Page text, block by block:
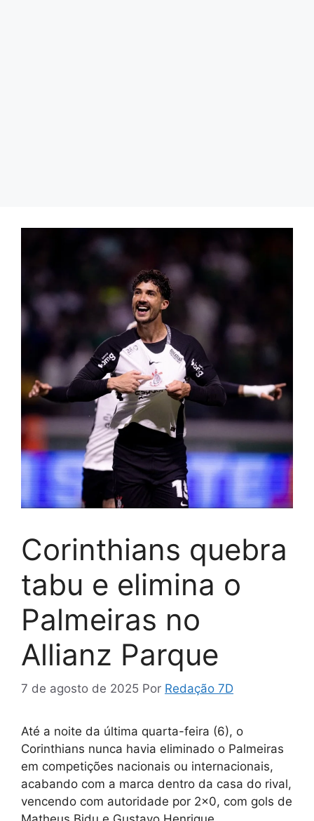
Corinthians quebra
tabu e elimina o
Palmeiras no
Allianz Parque
7 de agosto de 2025 Por Redação 7D
Até a noite da última quarta-feira (6), o
Corinthians nunca havia eliminado o Palmeiras
em competições nacionais ou internacionais,
acabando com a marca dentro da casa do rival,
vencendo com autoridade por 2×0, com gols de